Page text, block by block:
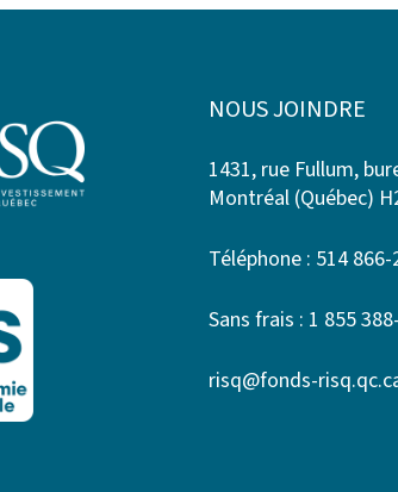
NOUS JOINDRE
1431, rue Fullum,
Montréal (Québec)
Téléphone : 514 866-
Sans frais : 1 855
risq@fonds-